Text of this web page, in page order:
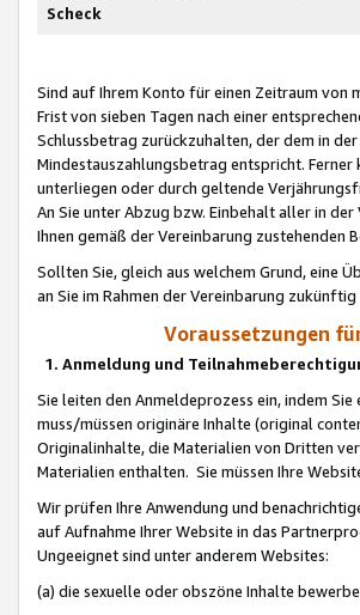
Scheck
Sind auf Ihrem Konto für einen Zeitraum von
Frist von sieben Tagen nach einer
Schlussbetrag zurückzuhalten, der dem in
Mindestauszahlungsbetrag entspricht.
unterliegen oder durch geltende
An Sie unter Abzug bzw. Einbehalt aller in
Ihnen gemäß der Vereinbarung zustehenden
Sollten Sie, gleich aus welchem Grund, eine
an Sie im Rahmen der Vereinbarung
Voraussetzungen
1. Anmeldung und
Sie leiten den Anmeldeprozess ein, indem
muss/müssen originäre Inhalte (original
Originalinhalte, die Materialien von Dritten
Materialien enthalten. Sie müssen Ihre
Wir prüfen Ihre Anwendung und
auf Aufnahme Ihrer Website in das
Ungeeignet sind unter anderem Websites:
(a) die sexuelle oder obszöne Inhalte